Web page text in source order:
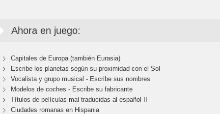
Ahora en juego:
Capitales de Europa (también Eurasia)
Escribe los planetas según su proximidad con el Sol
Vocalista y grupo musical - Escribe sus nombres
Modelos de coches - Escribe su fabricante
Títulos de películas mal traducidas al español II
Ciudades romanas en Hispania